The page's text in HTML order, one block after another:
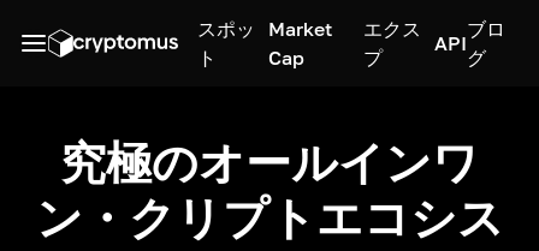
スポッ
ト
Market
Cap
エクス
プ
API
ブロ
グ
究極のオールインワ
ン・クリプトエコシス